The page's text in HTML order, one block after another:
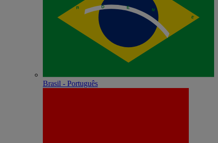
Brasil - Português